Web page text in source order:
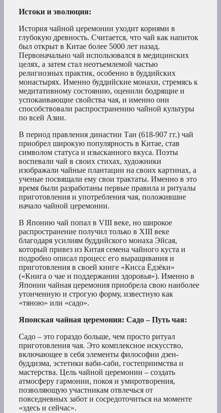
Истоки и эволюция:
История чайной церемонии уходит корнями в
глубокую древность. Считается, что чай как напиток
был открыт в Китае более 5000 лет назад.
Первоначально чай использовался в медицинских
целях, а затем стал неотъемлемой частью
религиозных практик, особенно в буддийских
монастырях. Именно буддийские монахи, стремясь к
медитативному состоянию, оценили бодрящие и
успокаивающие свойства чая, и именно они
способствовали распространению чайной культуры
по всей Азии.
В период правления династии Тан (618-907 гг.) чай
приобрел широкую популярность в Китае, став
символом статуса и изысканного вкуса. Поэты
воспевали чай в своих стихах, художники
изображали чайные плантации на своих картинах, а
ученые посвящали ему свои трактаты. Именно в это
время были разработаны первые правила и ритуалы
приготовления и употребления чая, положившие
начало чайной церемонии.
В Японию чай попал в VIII веке, но широкое
распространение получил только в XIII веке
благодаря усилиям буддийского монаха Эйсая,
который привез из Китая семена чайного куста и
подробно описал процесс его выращивания и
приготовления в своей книге «Кисса Ёдзёки»
(«Книга о чае и поддержании здоровья»). Именно в
Японии чайная церемония приобрела свою наиболее
утонченную и строгую форму, известную как
«тяною» или «садо».
Японская чайная церемония: Садо – Путь чая:
Садо – это гораздо больше, чем просто ритуал
приготовления чая. Это комплексное искусство,
включающее в себя элементы философии дзен-
буддизма, эстетики ваби-саби, гостеприимства и
мастерства. Цель чайной церемонии – создать
атмосферу гармонии, покоя и умиротворения,
позволяющую участникам отвлечься от
повседневных забот и сосредоточиться на моменте
«здесь и сейчас».